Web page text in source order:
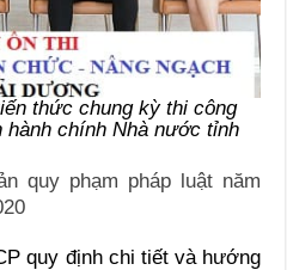
thức chung kỳ thi công
chính Nhà nước tỉnh
quy phạm pháp luật năm
quy định chi tiết và hướng